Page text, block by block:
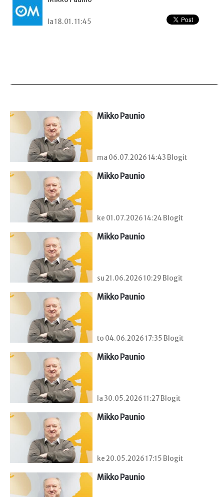
la 18.01. 11:45
Mikko Paunio
ma 06.07.2026 14:43 Blogit
Mikko Paunio
ke 01.07.2026 14:24 Blogit
Mikko Paunio
su 21.06.2026 10:29 Blogit
Mikko Paunio
to 04.06.2026 17:35 Blogit
Mikko Paunio
la 30.05.2026 11:27 Blogit
Mikko Paunio
ke 20.05.2026 17:15 Blogit
Mikko Paunio